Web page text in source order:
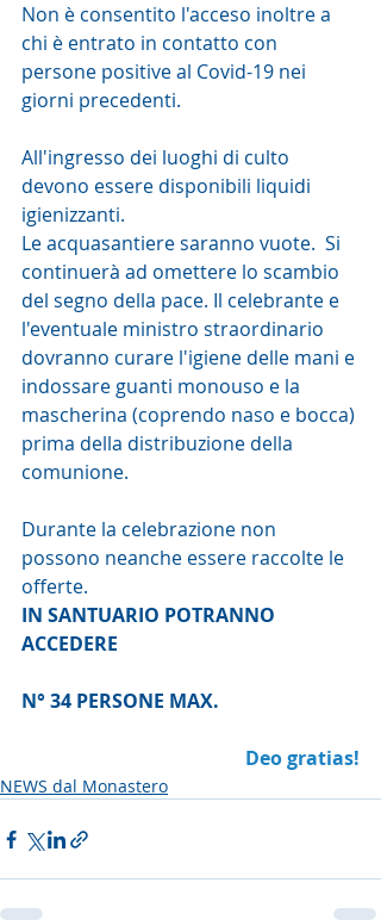
Non è consentito l'acceso inoltre a
chi è entrato in contatto con
persone positive al Covid-19 nei
giorni precedenti.
All'ingresso dei luoghi di culto
devono essere disponibili liquidi
igienizzanti.
Le acquasantiere saranno vuote.  Si
continuerà ad omettere lo scambio
del segno della pace. Il celebrante e
l'eventuale ministro straordinario
dovranno curare l'igiene delle mani e
indossare guanti monouso e la
mascherina (coprendo naso e bocca)
prima della distribuzione della
comunione.
Durante la celebrazione non
possono neanche essere raccolte le
offerte.
IN SANTUARIO POTRANNO
ACCEDERE
N° 34 PERSONE MAX.
Deo gratias!
NEWS dal Monastero